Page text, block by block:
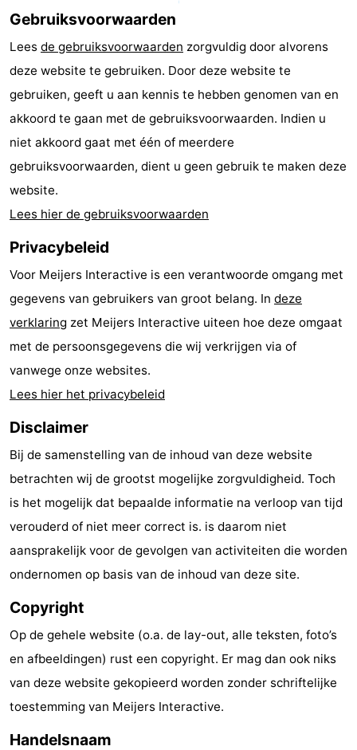
Nieuws
Medische
adressen
Regio
Friesland
-
Leeuwarden
Waddeneilanden
Schiermonnikoog
-
Ameland
-
Terschelling
-
Texel
Weer
Gebruiksvoorwaarden
Lees de gebruiksvoorwaarden zorgvuldig door alvorens
deze website te gebruiken. Door deze website te
gebruiken, geeft u aan kennis te hebben genomen van en
akkoord te gaan met de gebruiksvoorwaarden. Indien u
niet akkoord gaat met één of meerdere
gebruiksvoorwaarden, dient u geen gebruik te maken deze
website.
Lees hier de gebruiksvoorwaarden
Privacybeleid
Voor Meijers Interactive is een verantwoorde omgang met
gegevens van gebruikers van groot belang. In deze
verklaring zet Meijers Interactive uiteen hoe deze omgaat
met de persoonsgegevens die wij verkrijgen via of
vanwege onze websites.
Lees hier het privacybeleid
Disclaimer
Bij de samenstelling van de inhoud van deze website
betrachten wij de grootst mogelijke zorgvuldigheid. Toch
is het mogelijk dat bepaalde informatie na verloop van tijd
verouderd of niet meer correct is. is daarom niet
aansprakelijk voor de gevolgen van activiteiten die worden
ondernomen op basis van de inhoud van deze site.
Copyright
Op de gehele website (o.a. de lay-out, alle teksten, foto’s
en afbeeldingen) rust een copyright. Er mag dan ook niks
van deze website gekopieerd worden zonder schriftelijke
toestemming van Meijers Interactive.
Handelsnaam